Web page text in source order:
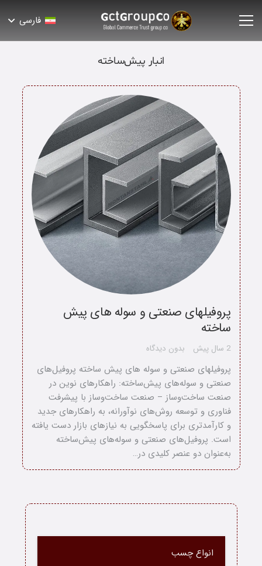
خانه
درباره ما
فارسی
انبار پیش‌ساخته
پروفیلهای صنعتی و سوله های پیش
ساخته
2 سال پیش بدون دیدگاه
پروفیلهای صنعتی و سوله های پیش ساخته پروفیل‌های
صنعتی و سوله‌های پیش‌ساخته: راهکارهای نوین در
صنعت ساخت‌وساز – صنعت ساخت‌وساز با پیشرفت
فناوری و توسعه روش‌های نوآورانه، به راهکارهای جدید
و کارآمدتری برای پاسخگویی به نیازهای بازار دست یافته
است. پروفیل‌های صنعتی و سوله‌های پیش‌ساخته
به‌عنوان دو عنصر کلیدی در…
انواع چسب